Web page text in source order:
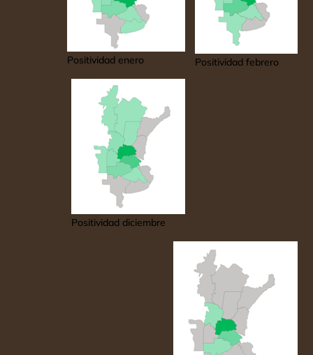
Positividad febrero
Positividad enero
Positividad diciembre